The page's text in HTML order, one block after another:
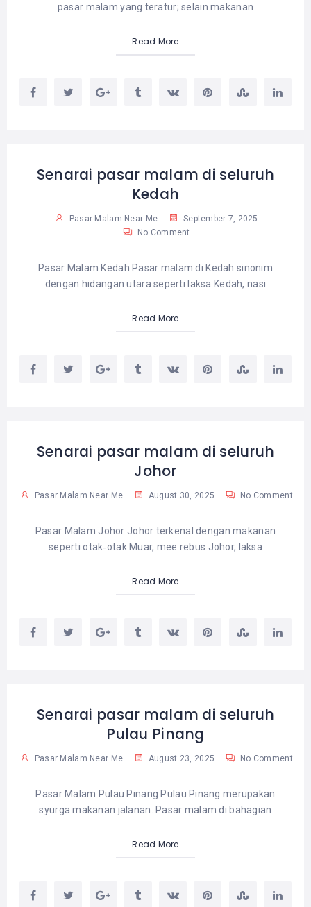
pasar malam yang teratur; selain makanan
Read More
Senarai pasar malam di seluruh
Kedah
Pasar Malam Near Me
September 7, 2025
No Comment
Pasar Malam Kedah Pasar malam di Kedah sinonim
dengan hidangan utara seperti laksa Kedah, nasi
Read More
Senarai pasar malam di seluruh
Johor
Pasar Malam Near Me August 30, 2025 No Comment
Pasar Malam Johor Johor terkenal dengan makanan
seperti otak‑otak Muar, mee rebus Johor, laksa
Read More
Senarai pasar malam di seluruh
Pulau Pinang
Pasar Malam Near Me August 23, 2025 No Comment
Pasar Malam Pulau Pinang Pulau Pinang merupakan
syurga makanan jalanan. Pasar malam di bahagian
Read More